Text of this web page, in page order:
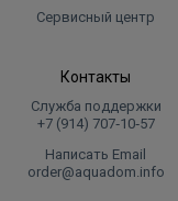
Сервисный центр
Контакты
Служба поддержки
+7 (914) 707‑10‑57
Написать Email
order@aquadom.info